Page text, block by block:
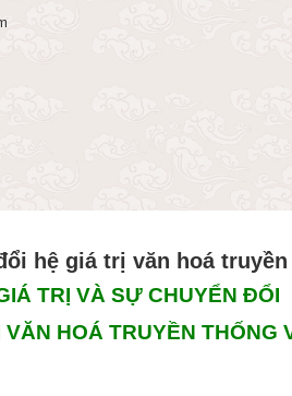
hệ giá trị văn hoá truyền
TRỊ VÀ SỰ CHUYỂN ĐỔI
VĂN HOÁ TRUYỀN THỐNG